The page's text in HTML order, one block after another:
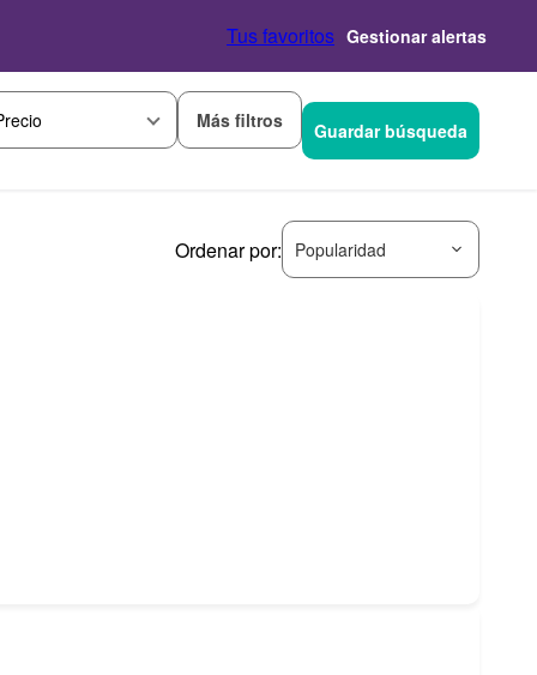
Tus favoritos Gestionar alertas
Más filtros Guardar búsqueda
Ordenar por: Popularidad